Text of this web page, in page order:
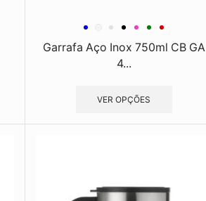
Garrafa Aço Inox 750ml CB GA
4...
VER OPÇÕES